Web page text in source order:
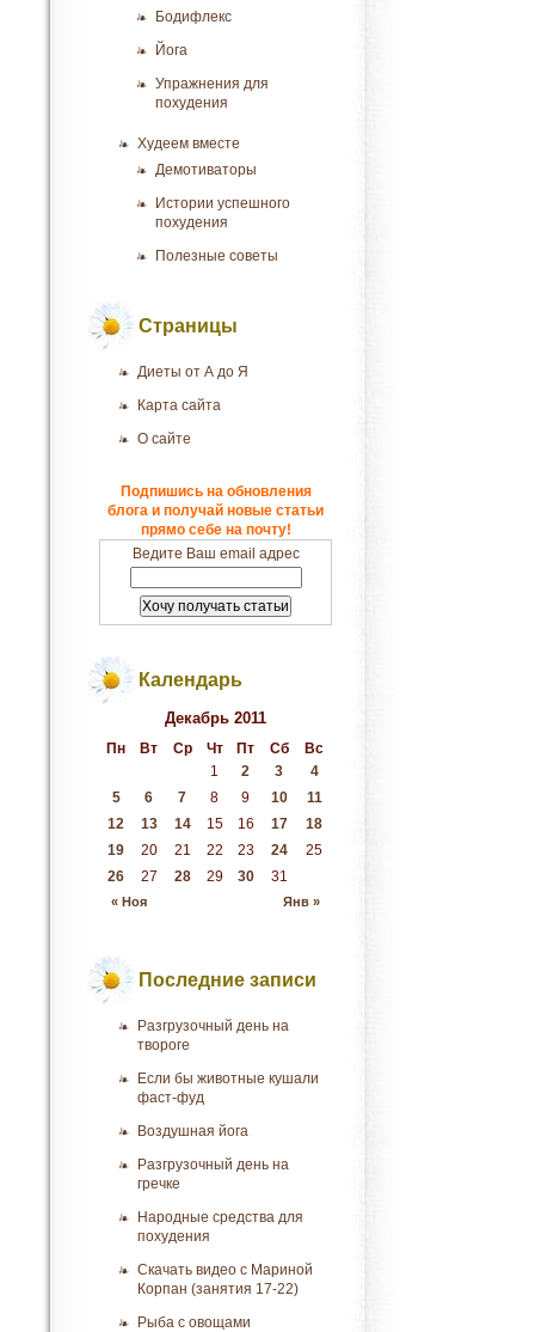
Бодифлекс
Йога
Упражнения для
похудения
Худеем вместе
Демотиваторы
Истории успешного
похудения
Полезные советы
Страницы
Диеты от А до Я
Карта сайта
О сайте
Подпишись на обновления
блога и получай новые статьи
прямо себе на почту!
Ведите Ваш email адрес
Календарь
Декабрь 2011
Пн Вт Ср Чт Пт Сб Вс
« Ноя Янв »
1 2 3
4
5
6 7 8 9 10
11
12
13 14 15 16 17
18
19
20 21 22 23 24
25
26
27 28 29 30 31
Последние записи
Разгрузочный день на
твороге
Если бы животные кушали
фаст-фуд
Воздушная йога
Разгрузочный день на
гречке
Народные средства для
похудения
Скачать видео с Мариной
Корпан (занятия 17-22)
Рыба с овощами